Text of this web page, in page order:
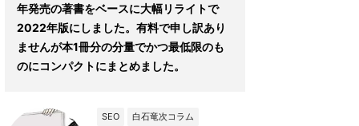
年発売の著書をベースに大幅リライトで
2022年版にしました。有料で申し訳あり
ませんが本1冊分の分量でかつ最低限のも
のにコンパクトにまとめました。
SEO 白石竜次コラム